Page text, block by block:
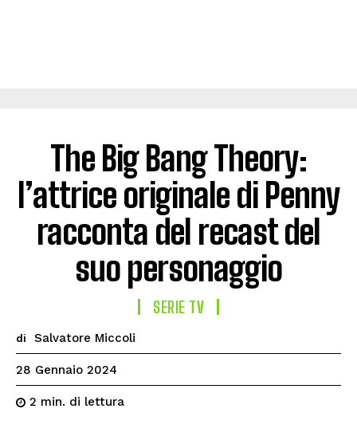
The Big Bang Theory:
l’attrice originale di Penny
racconta del recast del
suo personaggio
SERIE TV
di Salvatore Miccoli
28 Gennaio 2024
2 min. di lettura